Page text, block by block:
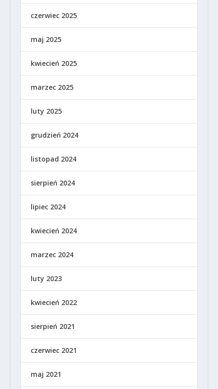
czerwiec 2025
maj 2025
kwiecień 2025
marzec 2025
luty 2025
grudzień 2024
listopad 2024
sierpień 2024
lipiec 2024
kwiecień 2024
marzec 2024
luty 2023
kwiecień 2022
sierpień 2021
czerwiec 2021
maj 2021